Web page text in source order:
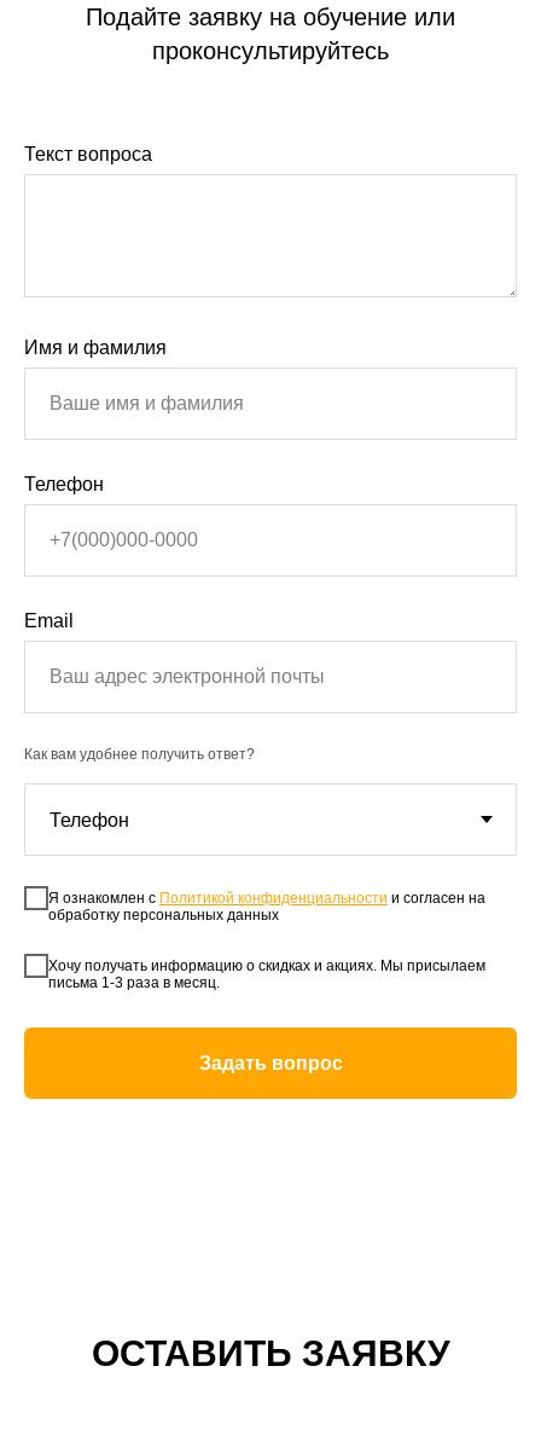
Подайте заявку на обучение или
проконсультируйтесь
Текст вопроса
Имя и фамилия
Телефон
Email
Как вам удобнее получить ответ?
Я ознакомлен с Политикой конфиденциальности и согласен на
обработку персональных данных
Хочу получать информацию о скидках и акциях. Мы присылаем
письма 1-3 раза в месяц.
Задать вопрос
ОСТАВИТЬ ЗАЯВКУ